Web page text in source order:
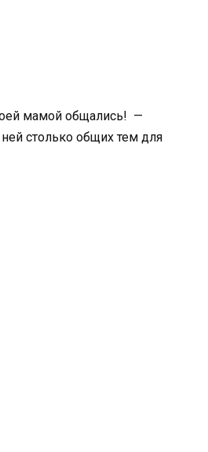
мамой общались! —
столько общих тем для